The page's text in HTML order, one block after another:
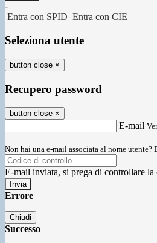
-
Entra con SPID Entra con CIE
Seleziona utente
button close ×
Recupero password
button close ×
E-mail
Non hai una e-mail associata al nome
E-mail inviata, si prega di controllare la
Errore
Chiudi
Successo